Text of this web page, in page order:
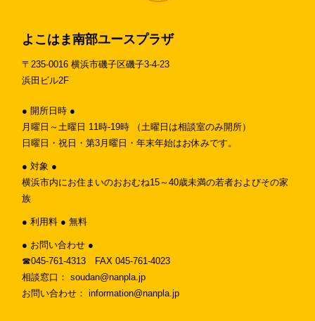
よこはま南部ユースプラザ
〒235-0016 横浜市磯子区磯子3-4-23
浜田ビル2F
● 開所日時 ●
月曜日～土曜日 11時-19時 （土曜日は相談室のみ開所）
日曜日・祝日・第3月曜日・年末年始はお休みです。
● 対象 ●
横浜市内にお住まいのおおむね15～40歳未満の若者およびその家
族
● 利用料 ● 無料
● お問い合わせ ●
☎︎045-761-4313 FAX 045-761-4023
相談窓口： soudan@nanpla.jp
お問い合わせ： information@nanpla.jp